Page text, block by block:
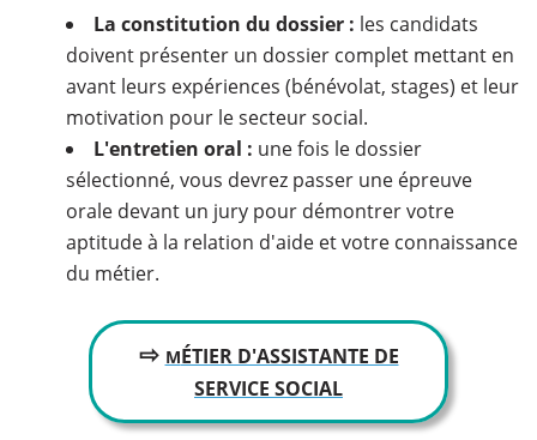
La constitution du dossier : les candidats
doivent présenter un dossier complet mettant en
avant leurs expériences (bénévolat, stages) et leur
motivation pour le secteur social.
L'entretien oral : une fois le dossier
sélectionné, vous devrez passer une épreuve
orale devant un jury pour démontrer votre
aptitude à la relation d'aide et votre connaissance
du métier.
⇨ MÉTIER D'ASSISTANTE DE
SERVICE SOCIAL